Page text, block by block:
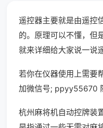
遥控器主要就是由遥控
的。原理可以不懂，但
就来详细给大家说一说
若你在仪器使用上需要
加微信号; ppyy55670
杭州麻将机自动控牌装